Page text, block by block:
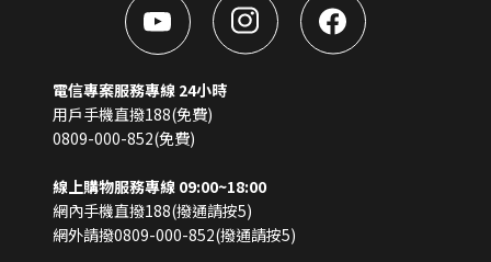
電信專案服務專線 24小時
用戶手機直撥188(免費)
0809-000-852(免費)
線上購物服務專線 09:00~18:00
網內手機直撥188(撥通請按5)
網外請撥0809-000-852(撥通請按5)